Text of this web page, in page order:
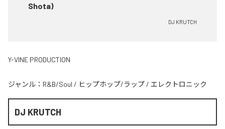
Shota)
DJ KRUTCH
Y-VINE PRODUCTION
ジャンル： R&B/Soul / ヒップホップ/ラップ / エレクトロニック
DJ KRUTCH